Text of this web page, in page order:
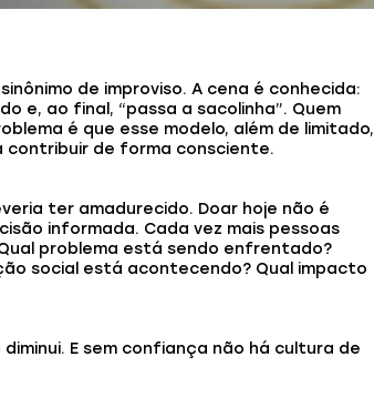
de improviso. A cena é conhecida:
e, ao final, “passa a sacolinha”. Quem
é que esse modelo, além de limitado,
contribuir de forma consciente.
ter amadurecido. Doar hoje não é
informada. Cada vez mais pessoas
problema está sendo enfrentado?
social está acontecendo? Qual impacto
E sem confiança não há cultura de